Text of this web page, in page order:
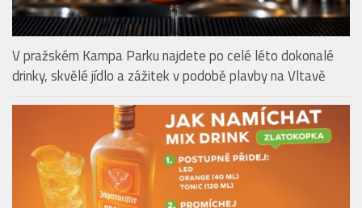
V pražském Kampa Parku najdete po celé léto dokonalé